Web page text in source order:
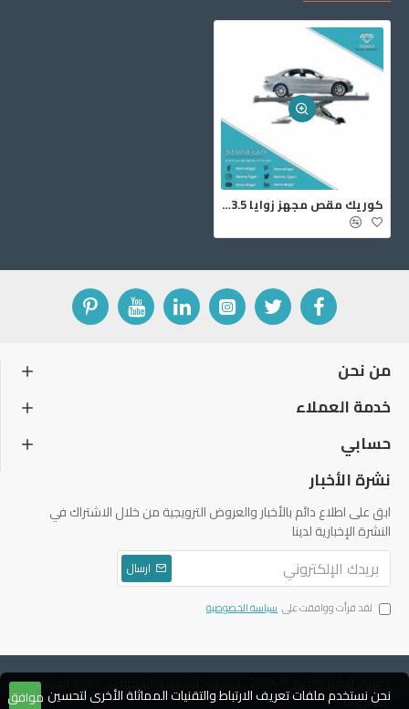
كوريك مقص مجهز زوايا 3.5 طن SF6352ILT
من نحن
خدمة العملاء
حسابي
نشرة الأخبار
ابق على اطلاع دائم بالأخبار والعروض الترويجية من خلال الاشتراك في
النشرة الإخبارية لدينا
ارسال
لقد قرأت ووافقت على سياسة الخصوصية
حقوق الطبع والنشر © 2004 ، دياموند للتجارة والتوكيلات ، جميع الحقوق
محفوظة
موافق نحن نستخدم ملفات تعريف الارتباط والتقنيات المماثلة الأخرى لتحسين